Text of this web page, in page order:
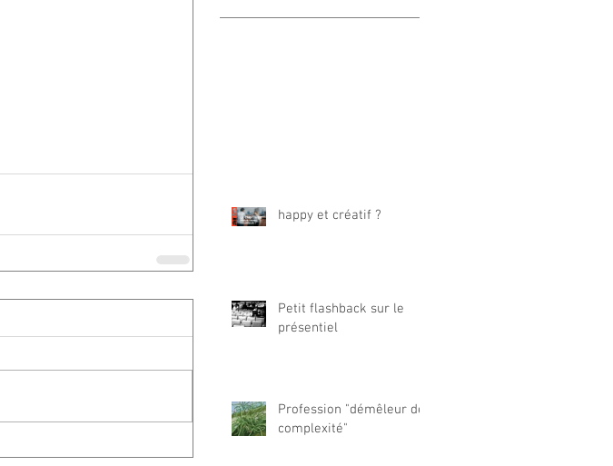
happy et créatif ?
Petit flashback sur le
présentiel
Profession "démêleur de
complexité"